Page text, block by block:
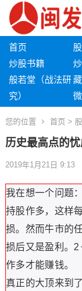
首页
炒股书籍
般若堂（战法研
究）
您的位置 首页 >
历史最高点的
2019年1月21日 9:13
我在想一个问题
持股作多，这样
损。然而牛市的
损后又是盈利。
作多才能赚钱。
真正的大顶来到